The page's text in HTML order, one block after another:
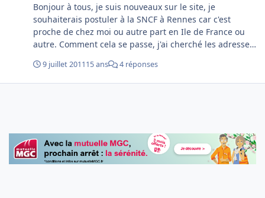
Bonjour à tous, je suis nouveaux sur le site, je
souhaiterais postuler à la SNCF à Rennes car c'est
proche de chez moi ou autre part en Ile de France ou
autre. Comment cela se passe, j'ai cherché les adresses
trouvé... J'ai un bac pro mécanique automobile et un an
d'expérience dans la vie active dans un restaurant de
9 juillet 201115 ans 4 réponses